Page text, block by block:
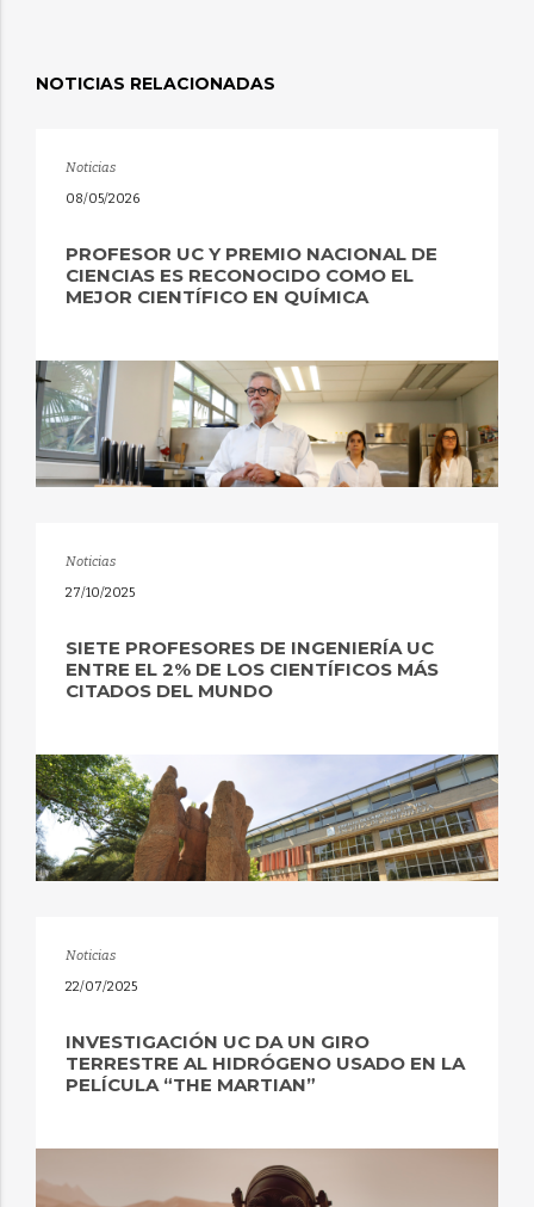
NOTICIAS RELACIONADAS
Noticias
08/05/2026
PROFESOR UC Y PREMIO NACIONAL DE
CIENCIAS ES RECONOCIDO COMO EL
MEJOR CIENTÍFICO EN QUÍMICA
Noticias
27/10/2025
SIETE PROFESORES DE INGENIERÍA UC
ENTRE EL 2% DE LOS CIENTÍFICOS MÁS
CITADOS DEL MUNDO
Noticias
22/07/2025
INVESTIGACIÓN UC DA UN GIRO
TERRESTRE AL HIDRÓGENO USADO EN LA
PELÍCULA “THE MARTIAN”